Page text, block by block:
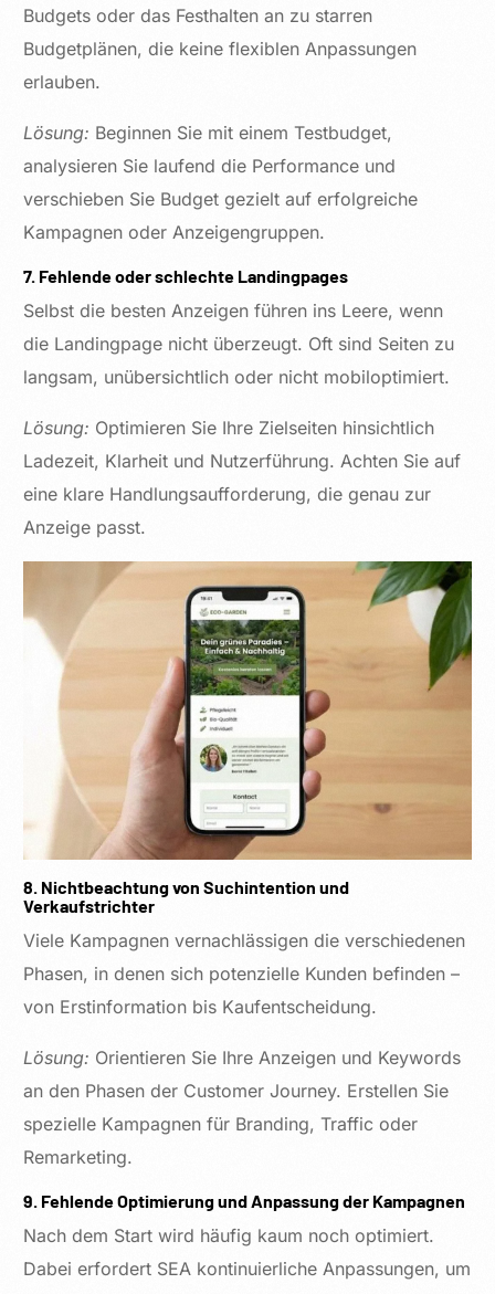
Budgets oder das Festhalten an zu starren
Budgetplänen, die keine flexiblen Anpassungen
erlauben.
Lösung: Beginnen Sie mit einem Testbudget,
analysieren Sie laufend die Performance und
verschieben Sie Budget gezielt auf erfolgreiche
Kampagnen oder Anzeigengruppen.
7. Fehlende oder schlechte Landingpages
Selbst die besten Anzeigen führen ins Leere, wenn
die Landingpage nicht überzeugt. Oft sind Seiten zu
langsam, unübersichtlich oder nicht mobiloptimiert.
Lösung: Optimieren Sie Ihre Zielseiten hinsichtlich
Ladezeit, Klarheit und Nutzerführung. Achten Sie auf
eine klare Handlungsaufforderung, die genau zur
Anzeige passt.
8. Nichtbeachtung von Suchintention und
Verkaufstrichter
Viele Kampagnen vernachlässigen die verschiedenen
Phasen, in denen sich potenzielle Kunden befinden –
von Erstinformation bis Kaufentscheidung.
Lösung: Orientieren Sie Ihre Anzeigen und Keywords
an den Phasen der Customer Journey. Erstellen Sie
spezielle Kampagnen für Branding, Traffic oder
Remarketing.
9. Fehlende Optimierung und Anpassung der Kampagnen
Nach dem Start wird häufig kaum noch optimiert.
Dabei erfordert SEA kontinuierliche Anpassungen, um